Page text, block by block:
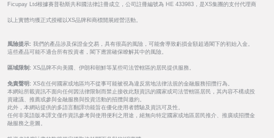
Ficupay Ltd根據賽普勒斯共和國法律註冊成立，公司註冊編號為 HE 433983，是XS集團的支付代理商
以上實體均獲正式授權以XS品牌和商標開展經營活動。
風險提示: 我們的產品涉及保證金交易，具有很高的風險，可能會導致虧損金額超過閣下的初始入金。
這些產品可能不適合所有投資者，閣下應當確保瞭解其中的風險。
區域限制: XS品牌不向美國、伊朗和朝鮮等某些司法管轄區的居民提供服務。
免責聲明: XS在任何國家或地區均不從事可能被視為違反當地法律法規的金融服務招攬行為。
本網站所載資訊不面向任何因法律限制而禁止接收此類資訊的國家或司法管轄區居民，其內容不構成投
資建議、推薦或參與金融服務與投資活動的招攬與邀約。
此外，本網站提供的多語言翻譯功能旨在優化使用者體驗及資訊可及性。
任何非英語版本譯文僅作資訊參考與使用便利之用途，絕無向特定國家或地區居民推介、推廣或招攬金
融服務之意圖。